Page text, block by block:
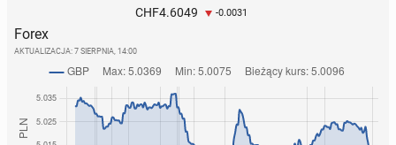
CHF4.6049 -0.0031
Forex
AKTUALIZACJA: 7 SIERPNIA, 14:00